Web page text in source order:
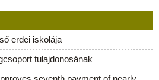
erdei iskolája
tulajdonosának